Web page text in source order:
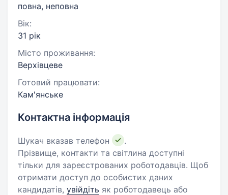
повна, неповна
Вік:
31 рік
Місто проживання:
Верхівцеве
Готовий працювати:
Кам'янське
Контактна інформація
Шукач вказав телефон
.
Прізвище, контакти та світлина доступні
тільки для зареєстрованих роботодавців. Щоб
отримати доступ до особистих даних
кандидатів, увійдіть як роботодавець або